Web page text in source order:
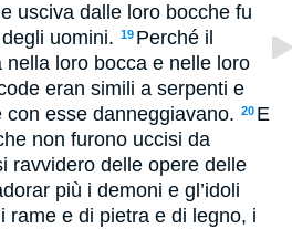
usciva dalle loro bocche fu
uomini. 19 Perché il
nella loro bocca e nelle loro
eran simili a serpenti e
esse danneggiavano. 20 E
non furono uccisi da
ravvidero delle opere delle
più i demoni e gl’idoli
rame e di pietra e di legno, i